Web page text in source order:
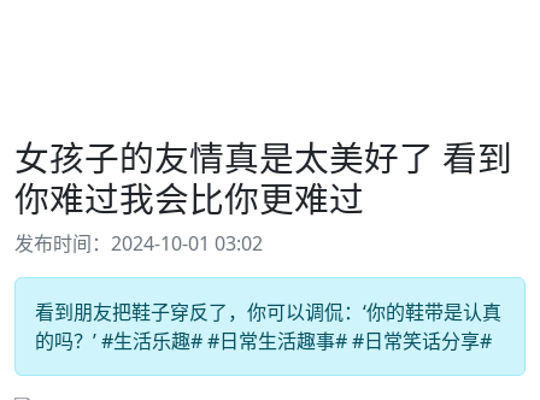
女孩子的友情真是太美好了 看到
你难过我会比你更难过
发布时间：2024-10-01 03:02
看到朋友把鞋子穿反了，你可以调侃：‘你的鞋带是认真
的吗？’ #生活乐趣# #日常生活趣事# #日常笑话分享#